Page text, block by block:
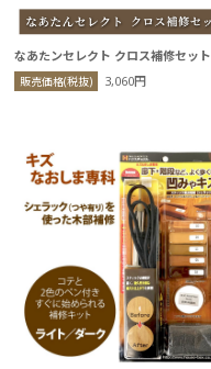
なあたンセレクト クロス補修セット
販売価格(税抜) 3,060円